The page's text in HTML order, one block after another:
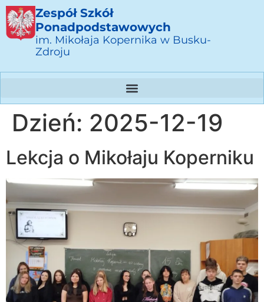
Zespół Szkół
Ponadpodstawowych
im. Mikołaja Kopernika w Busku-
Zdroju
Dzień: 2025-12-19
Lekcja o Mikołaju Koperniku